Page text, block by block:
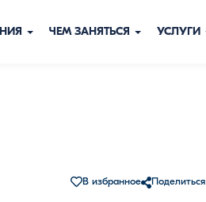
ЧЕМ ЗАНЯТЬСЯ УСЛУГИ
В избранное
Поделиться
Просмотреть все